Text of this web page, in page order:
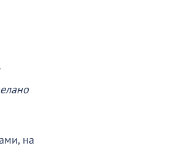
на